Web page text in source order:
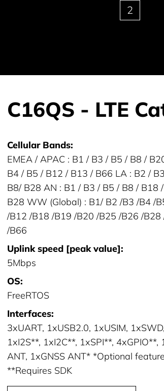
2
C16QS - LTE
Cellular Bands:
EMEA / APAC : B1 / B3 / B5 / B8 /
B4 / B5 / B12 / B13 / B66 LA : B2 /
B8/ B28 AN : B1 / B3 / B5 / B8 / B18
B28 WW (Global) : B1/ B2 /B3 /B4 /
/B12 /B18 /B19 /B20 /B25 /B26 /B28
/B66
Uplink speed [peak value]:
5Mbps
OS:
FreeRTOS
Interfaces:
3xUART, 1xUSB2.0, 1xUSIM,
1xI2S**, 1xI2C**, 1xSPI**, 4xGPIO**,
ANT, 1xGNSS ANT* *Optional
**Requires SDK